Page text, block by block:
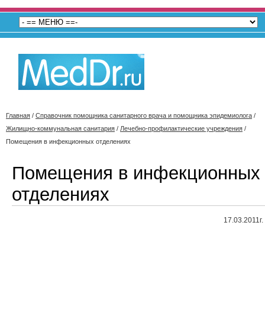
Главная / Справочник помощника санитарного врача и помощника эпидемиолога /
Жилищно-коммунальная санитария / Лечебно-профилактические учреждения /
Помещения в инфекционных отделениях
Помещения в инфекционных
отделениях
17.03.2011г.